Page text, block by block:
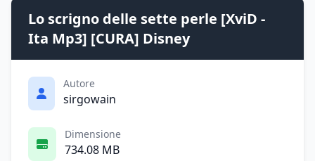
Lo scrigno delle sette perle [XviD -
Ita Mp3] [CURA] Disney
Autore
sirgowain
Dimensione
734.08 MB